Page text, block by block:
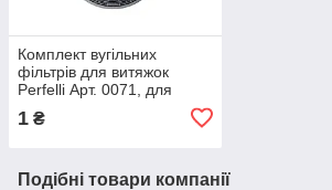
Комплект вугільних
фільтрів для витяжок
Perfelli Арт. 0071, для
моделей PL 5124 LED, PL
5144 LED, PL 6144 LED
1 ₴
Подібні товари компанії